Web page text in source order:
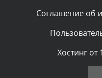
администратором.
Комментарий
Текст комментария
Соглашение об
Хостинг от